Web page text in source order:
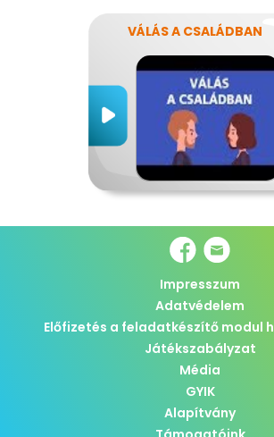
VÁLÁS A CSALÁDBAN
Impresszum
Adatvédelem
Előfizetés a feladatkészítő modul
Játékszabályzat
Média
GYIK
Alapítvány